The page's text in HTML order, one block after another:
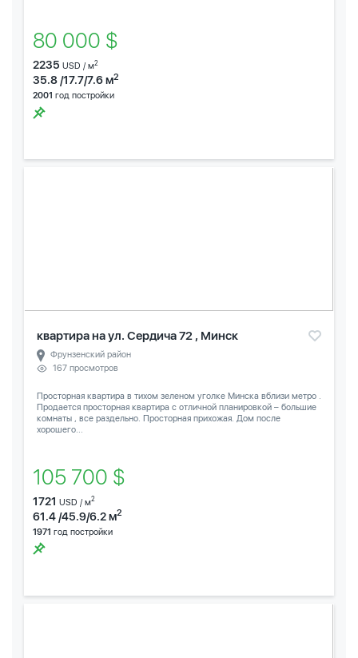
80 000 $
2235 USD / м2
35.8 /17.7/7.6 м2
2001 год постройки
квартира на ул. Сердича 72 , Минск
Фрунзенский район
167 просмотров
Просторная квартира в тихом зеленом уголке Минска вблизи метро .
Продается просторная квартира с отличной планировкой – большие
комнаты , все раздельно. Просторная прихожая. Дом после
хорошего...
105 700 $
1721 USD / м2
61.4 /45.9/6.2 м2
1971 год постройки